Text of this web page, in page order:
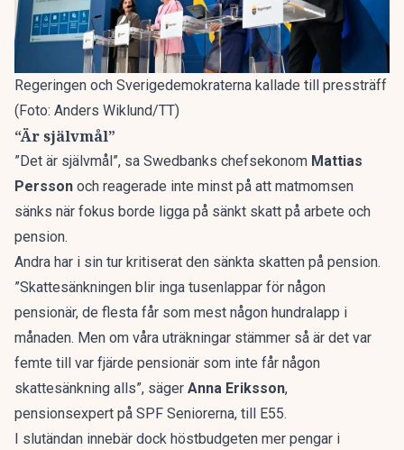
Regeringen och Sverigedemokraterna kallade till pressträff
(Foto: Anders Wiklund/TT)
“Är självmål”
”Det är självmål”, sa Swedbanks chefsekonom Mattias
Persson och reagerade inte minst på att matmomsen
sänks när fokus borde ligga på sänkt skatt på arbete och
pension.
Andra har i sin tur kritiserat den sänkta skatten på pension.
”Skattesänkningen blir inga tusenlappar för någon
pensionär, de flesta får som mest någon hundralapp i
månaden. Men om våra uträkningar stämmer så är det var
femte till var fjärde pensionär som inte får någon
skattesänkning alls”, säger Anna Eriksson,
pensionsexpert på SPF Seniorerna, till E55.
I slutändan innebär dock höstbudgeten mer pengar i